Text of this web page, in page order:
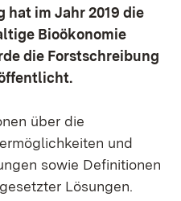
hat im Jahr 2019 die
Bioökonomie
die Forstschreibung
über die
und
sowie Definitionen
Lösungen.